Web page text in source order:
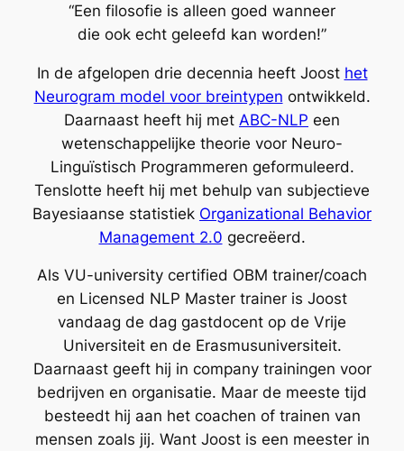
“Een filosofie is alleen goed wanneer
die ook echt geleefd kan worden!”
In de afgelopen drie decennia heeft Joost het
Neurogram model voor breintypen ontwikkeld.
Daarnaast heeft hij met ABC-NLP een
wetenschappelijke theorie voor Neuro-
Linguïstisch Programmeren geformuleerd.
Tenslotte heeft hij met behulp van subjectieve
Bayesiaanse statistiek Organizational Behavior
Management 2.0 gecreëerd.
Als VU-university certified OBM trainer/coach
en Licensed NLP Master trainer is Joost
vandaag de dag gastdocent op de Vrije
Universiteit en de Erasmusuniversiteit.
Daarnaast geeft hij in company trainingen voor
bedrijven en organisatie. Maar de meeste tijd
besteedt hij aan het coachen of trainen van
mensen zoals jij. Want Joost is een meester in